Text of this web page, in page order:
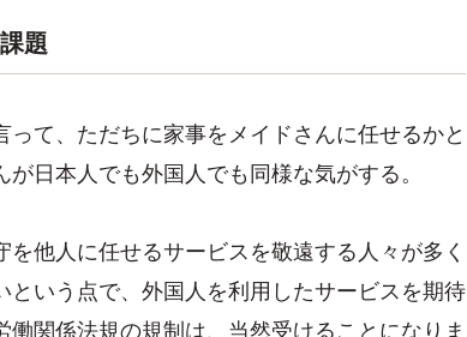
題
て、ただちに家事をメイドさんに任せるかと
日本人でも外国人でも同様な気がする。
他人に任せるサービスを敬遠する人々が多く
いう点で、外国人を利用したサービスを期待
関係法規の規制は、当然受けることになりま